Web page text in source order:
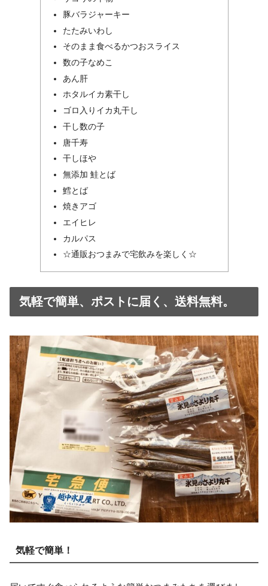
豚バラジャーキー
たたみいわし
そのまま食べるかつおスライス
数の子なめこ
あん肝
ホタルイカ素干し
ゴロ入りイカ丸干し
干し数の子
唐千寿
干しほや
無添加 鮭とば
鱈とば
焼きアゴ
エイヒレ
カルパス
☆通販おつまみで宅飲みを楽しく☆
気軽で簡単、ポストに届く、送料無料。
気軽で簡単！